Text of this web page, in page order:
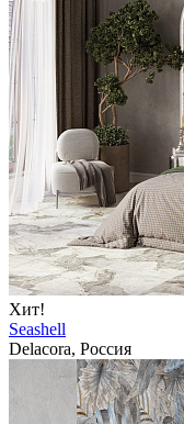
Хит!
Seashell
Delacora, Россия